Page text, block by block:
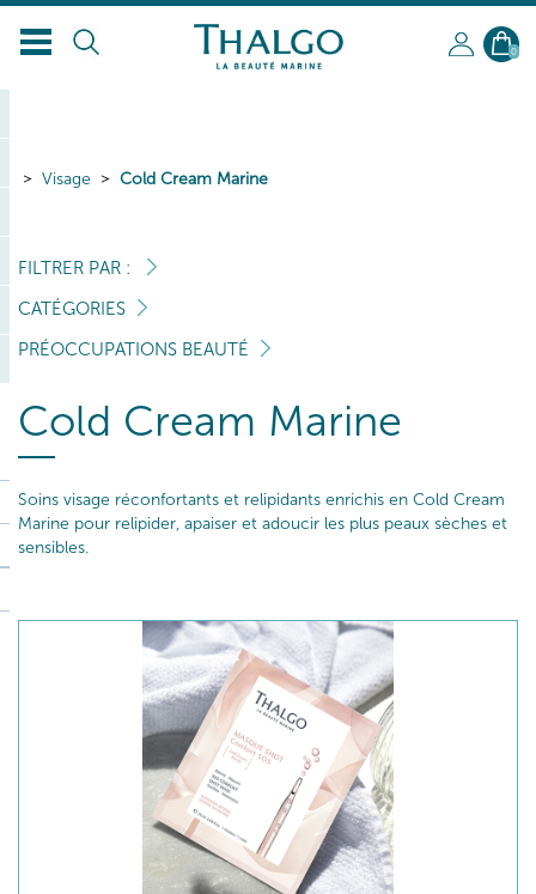
FR
0
Visage Cold Cream Marine
FILTRER PAR :
CATÉGORIES
PRÉOCCUPATIONS BEAUTÉ
Cold Cream Marine
Soins visage réconfortants et relipidants enrichis en Cold Cream
Marine pour relipider, apaiser et adoucir les plus peaux sèches et
sensibles.